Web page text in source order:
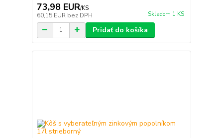
73,98 EUR/KS
60,15 EUR bez DPH Skladom 1 KS
Pridať do košíka